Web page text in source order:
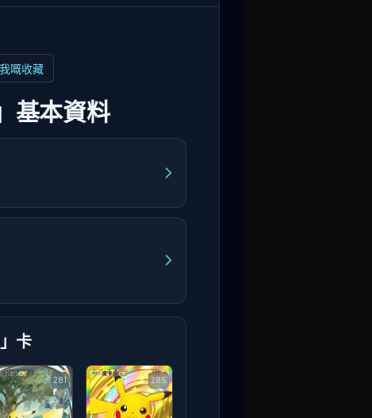
嘅收藏
基本資料
」卡
281 285